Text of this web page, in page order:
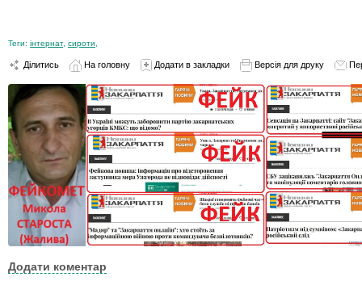
Теги: інтернат, сироти
Ділитись На головну Додати в закладки Версія для друку
Додати коментар